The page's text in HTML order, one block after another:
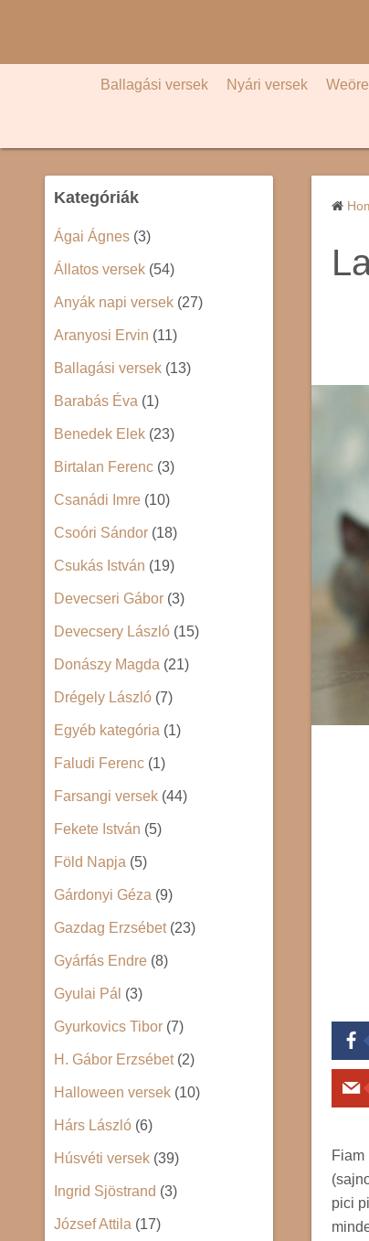
c
Ballagási versek Nyári versek
Fiam
pici
Kategóriák
Ágai Ágnes (3)
Állatos versek (54)
Anyák napi versek (27)
Aranyosi Ervin (11)
Ballagási versek (13)
Barabás Éva (1)
Benedek Elek (23)
Birtalan Ferenc (3)
Csanádi Imre (10)
Csoóri Sándor (18)
Csukás István (19)
Devecseri Gábor (3)
Devecsery László (15)
Donászy Magda (21)
Drégely László (7)
Egyéb kategória (1)
Faludi Ferenc (1)
Farsangi versek (44)
Fekete István (5)
Föld Napja (5)
Gárdonyi Géza (9)
Gazdag Erzsébet(23)
Gyárfás Endre (8)
Gyulai Pál (3)
Gyurkovics Tibor (7)
H. Gábor Erzsébet(2)
Halloween versek (10)
Hárs László (6)
Húsvéti versek (39)
Ingrid Sjöstrand (3)
József Attila (17)